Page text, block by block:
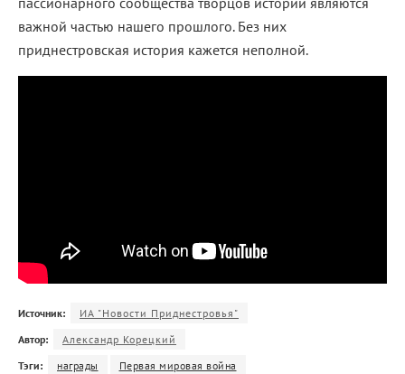
важной частью нашего прошлого. Без них
приднестровская история кажется неполной.
Источник:
ИА "Новости Приднестровья"
Автор:
Александр Корецкий
Тэги:
награды Первая мировая война